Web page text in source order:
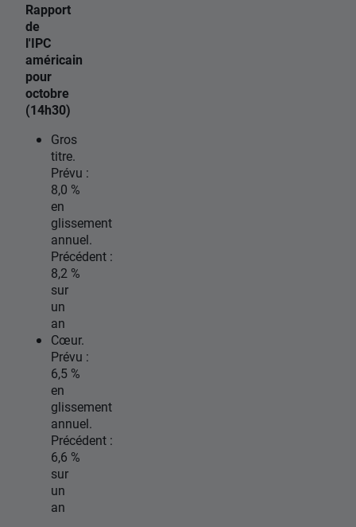
Rapport
de
l'IPC
américain
pour
octobre
(14h30)
Gros
titre.
Prévu :
8,0 %
en
glissement
annuel.
Précédent :
8,2 %
sur
un
an
Cœur.
Prévu :
6,5 %
en
glissement
annuel.
Précédent :
6,6 %
sur
un
an